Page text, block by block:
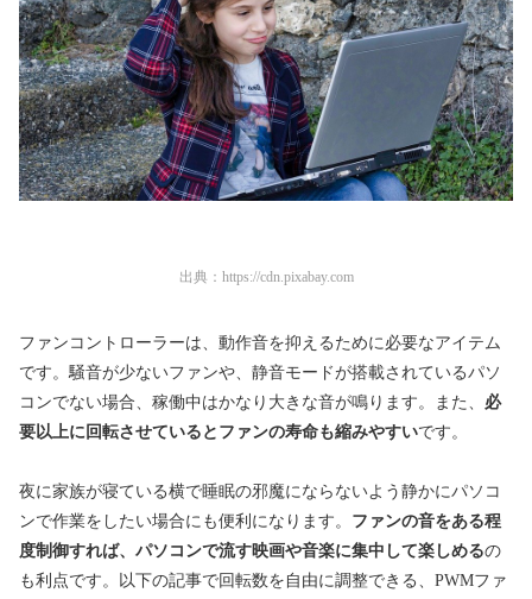
出典： https://cdn.pixabay.com
ファンコントローラーは、動作音を抑えるために必要なアイテム
です。騒音が少ないファンや、静音モードが搭載されているパソ
コンでない場合、稼働中はかなり大きな音が鳴ります。また、 必
要以上に回転させているとファンの寿命も縮みやすいです。
夜に家族が寝ている横で睡眠の邪魔にならないよう静かにパソコ
ンで作業をしたい場合にも便利になります。 ファンの音をある程
度制御すれば、パソコンで流す映画や音楽に集中して楽しめるの
も利点です。以下の記事で回転数を自由に調整できる、PWMファ